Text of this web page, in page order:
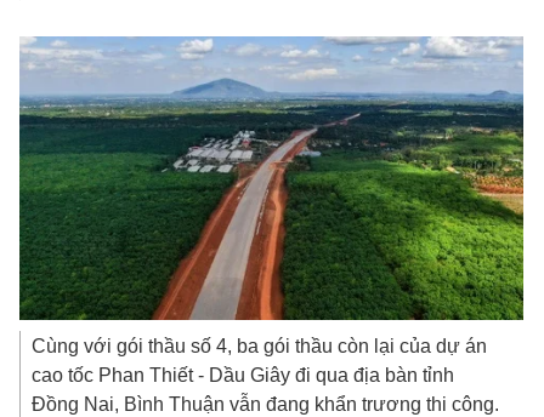
Cùng với gói thầu số 4, ba gói thầu còn lại của dự án
cao tốc Phan Thiết - Dầu Giây đi qua địa bàn tỉnh
Đồng Nai, Bình Thuận vẫn đang khẩn trương thi công.